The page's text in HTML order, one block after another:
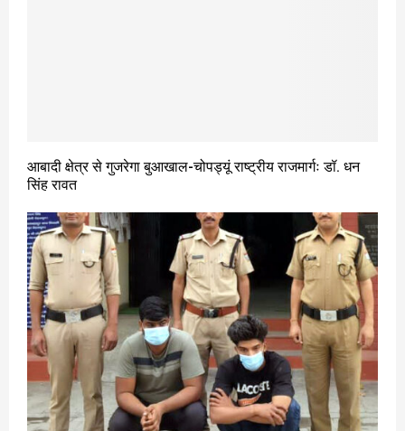
आबादी क्षेत्र से गुजरेगा बुआखाल-चोपड्यूं राष्ट्रीय राजमार्गः डॉ. धन
सिंह रावत